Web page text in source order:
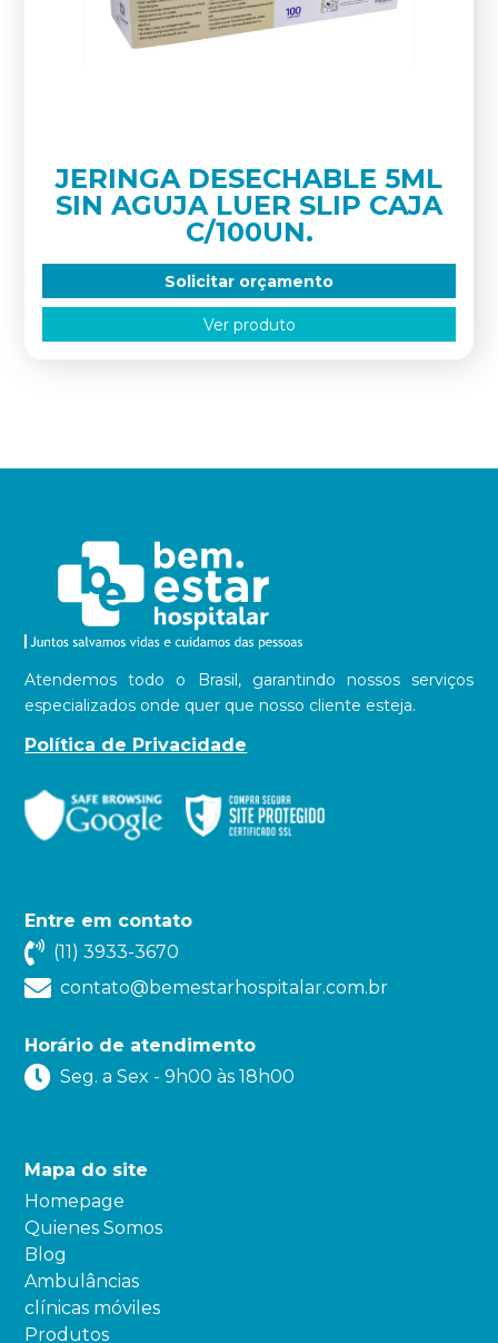
JERINGA DESECHABLE 5ML
SIN AGUJA LUER SLIP CAJA
C/100UN.
Solicitar orçamento
Ver produto
Atendemos todo o Brasil, garantindo nossos serviços
especializados onde quer que nosso cliente esteja.
Política de Privacidade
Entre em contato
(11) 3933-3670
contato@bemestarhospitalar.com.br
Horário de atendimento
Seg. a Sex - 9h00 às 18h00
Mapa do site
Homepage
Quienes Somos
Blog
Ambulâncias
clínicas móviles
Produtos